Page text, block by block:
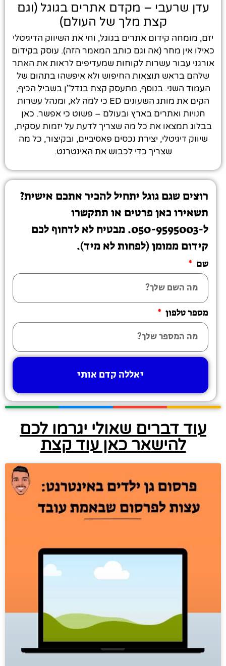
עדן שרעבי – מקדם אתרים בגוגל (וגם
קצת מלך של העולם)
יזם, מומחה קידום אתרים בגוגל, וחי את השיווק הדיגיטלי
כאילו אין מחר (אה וגם כותב המאמר הזה). עוסק בקידום
אורגני עבור עשרות לקוחות שמעדיפים לראות את האתר
שלהם בראש תוצאות החיפוש ולא איפשהו בתהום של
העמוד השני. בנוסף, מתעסק קצת בנדל"ן בשביל הכיף,
הקים את מותג השעונים ED כי למה לא, ומנהל עשרות
חנויות ואתרים בארץ ובעולם – פשוט כי אפשר. כאן
בבלוג תמצאו את כל מה שצריך לדעת על יזמות עסקית,
שיווק דיגיטלי, יצירת נכסים פאסיביים, ובקיצור, כל מה
שצריך כדי לכבוש את האינטרנט.
רוצים שגם גוגל יתחיל להכיר אתכם אישית?
תשאירו כאן פרטים או תתקשרו
ל-050-9595003. מבטיח לא לדחוף לכם
קידום ממומן (לפחות לא מיד).
שם
מספר טלפון
יאללה קדם אותי
עוד דברים שאולי יגרמו לכם
להישאר כאן עוד קצת